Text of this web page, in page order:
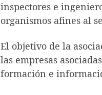
inspectores e
organismos afines al
El objetivo de la
las empresas
formación e